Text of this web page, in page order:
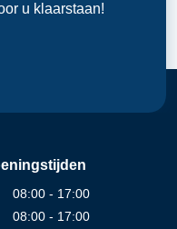
u klaarstaan!
08:00 - 17:00
08:00 - 17:00